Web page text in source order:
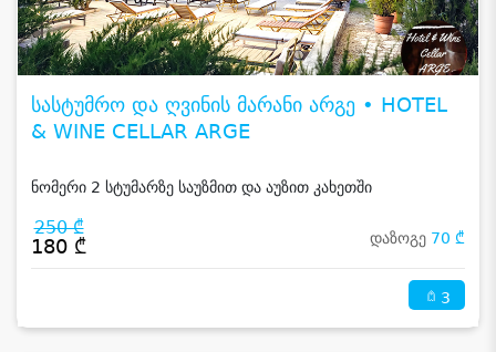
სასტუმრო და ღვინის მარანი არგე • HOTEL
& WINE CELLAR ARGE
ნომერი 2 სტუმარზე საუზმით და აუზით კახეთში
250 ₾
180 ₾ დაზოგე 70 ₾
3